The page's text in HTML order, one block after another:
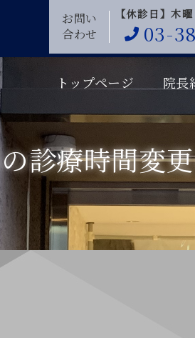
お問い
合わせ
【休診日】木
03-
トップページ 院長
診療時間変